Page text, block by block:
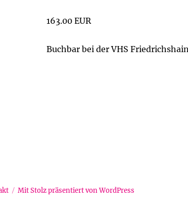
163.00 EUR
Buchbar bei der VHS
Mit Stolz präsentiert von WordPress